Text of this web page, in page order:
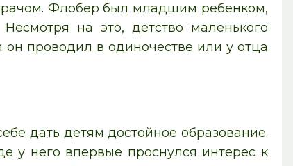
Флобер был младшим ребенком,
на это, детство маленького
проводил в одиночестве или у отца
дать детям достойное образование.
у него впервые проснулся интерес к